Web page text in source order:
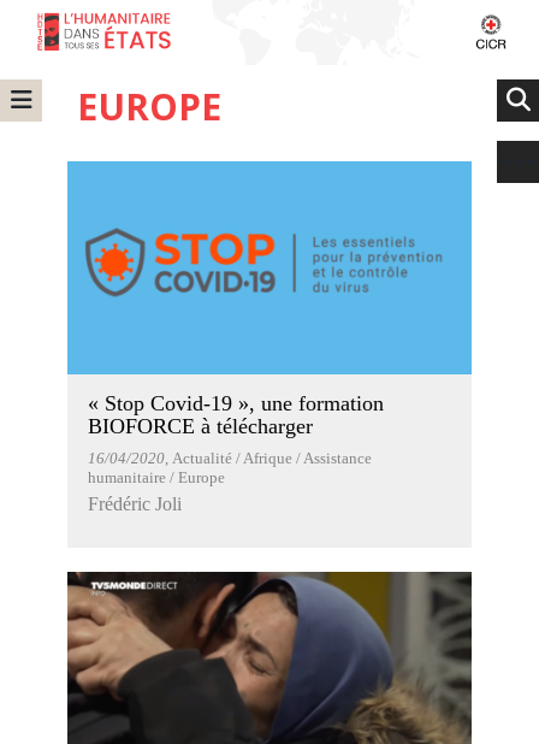
EUROPE
« Stop Covid-19 », une formation
BIOFORCE à télécharger
16/04/2020, Actualité / Afrique / Assistance
humanitaire / Europe
Frédéric Joli